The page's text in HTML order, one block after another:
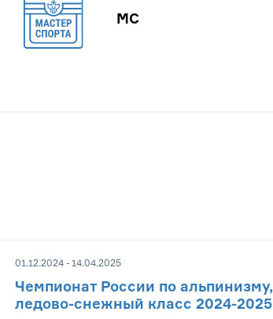
МС
01.12.2024 - 14.04.2025
Чемпионат России по альпинизму,
ледово-снежный класс 2024-2025